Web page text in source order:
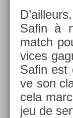
Safin à
match
vices
Safin est
ve son
cela
jeu de